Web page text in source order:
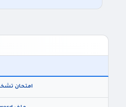
امتحان